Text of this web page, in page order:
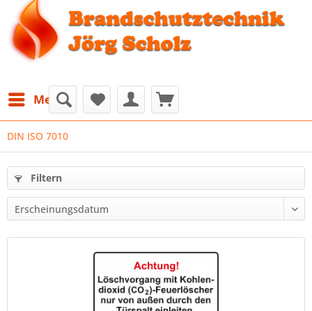
Menü
DIN ISO 7010
Filtern